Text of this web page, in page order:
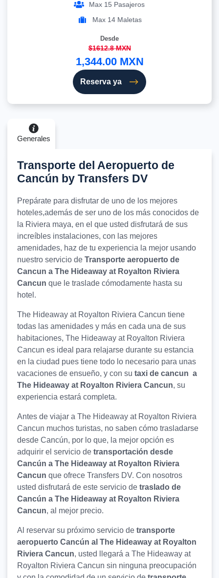
Max 15 Pasajeros
Max 14 Maletas
Desde
$1612.8 MXN
1,344.00 MXN
Reserva ya
Generales
Transporte del Aeropuerto de
Cancún by Transfers DV
Prepárate para disfrutar de uno de los mejores
hoteles,además de ser uno de los más conocidos de
la Riviera maya, en el que usted disfrutará de sus
increíbles instalaciones, con las mejores
amenidades, haz de tu experiencia la mejor usando
nuestro servicio de Transporte aeropuerto de
Cancun a The Hideaway at Royalton Riviera
Cancun que le traslade cómodamente hasta su
hotel.
The Hideaway at Royalton Riviera Cancun tiene
todas las amenidades y más en cada una de sus
habitaciones, The Hideaway at Royalton Riviera
Cancun es ideal para relajarse durante su estancia
en la ciudad pues tiene todo lo necesario para unas
vacaciones de ensueño, y con su taxi de cancun a
The Hideaway at Royalton Riviera Cancun, su
experiencia estará completa.
Antes de viajar a The Hideaway at Royalton Riviera
Cancun muchos turistas, no saben cómo trasladarse
desde Cancún, por lo que, la mejor opción es
adquirir el servicio de transportación desde
Cancún a The Hideaway at Royalton Riviera
Cancun que ofrece Transfers DV. Con nosotros
usted disfrutará de este servicio de traslado de
Cancún a The Hideaway at Royalton Riviera
Cancun, al mejor precio.
Al reservar su próximo servicio de transporte
aeropuerto Cancún al The Hideaway at Royalton
Riviera Cancun, usted llegará a The Hideaway at
Royalton Riviera Cancun sin ninguna preocupación